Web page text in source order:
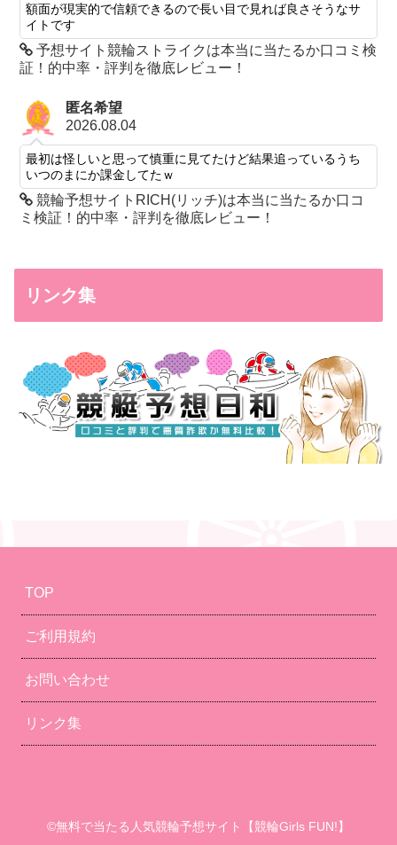
額面が現実的で信頼できるので長い目で見れば良さそうなサ
イトです
予想サイト競輪ストライクは本当に当たるか口コミ検
証！的中率・評判を徹底レビュー！
匿名希望
2026.08.04
最初は怪しいと思って慎重に見てたけど結果追っているうち
いつのまにか課金してたｗ
競輪予想サイトRICH(リッチ)は本当に当たるか口コ
ミ検証！的中率・評判を徹底レビュー！
リンク集
TOP
ご利用規約
お問い合わせ
リンク集
©無料で当たる人気競輪予想サイト【競輪Girls FUN!】